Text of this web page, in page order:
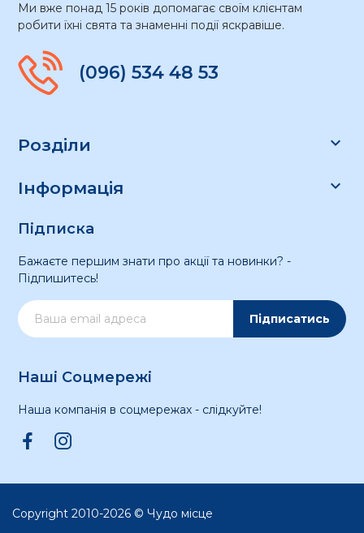
Ми вже понад 15 років допомагає своїм клієнтам
робити їхні свята та знаменні події яскравіше.
(096) 534 48 53
Розділи 
Інформація 
Підписка
Бажаєте першим знати про акції та новинки? -
Підпишитесь!
Підписатись
Наші Соцмережі
Наша компанія в соцмережах - слідкуйте!
Copyright 2010-2026 © Чудо місце